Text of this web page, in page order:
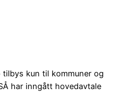
kun til kommuner og
har inngått hovedavtale